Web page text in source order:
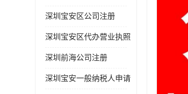
深圳宝安区公司注册
深圳宝安区代办营业执照
深圳前海公司注册
深圳宝安一般纳税人申请